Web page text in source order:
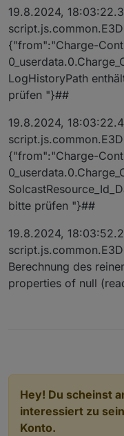
Fehler im
gleichen
wurden.
Kleinere
das Script
Tag und
Die
auch
Batterie
berechnet
Entladung
Alle Objekt
der neuen
Alle
werden
Alle Objekt
19.8.2024,
{"from":"Charge-
LogHistoryPath
prüfen "}##
19.8.2024,
{"from":"Charge-
bitte prüfen "}##
19.8.2024,
Berechnung des
properties of null
Hey! Du scheinst
interessiert zu
Konto.